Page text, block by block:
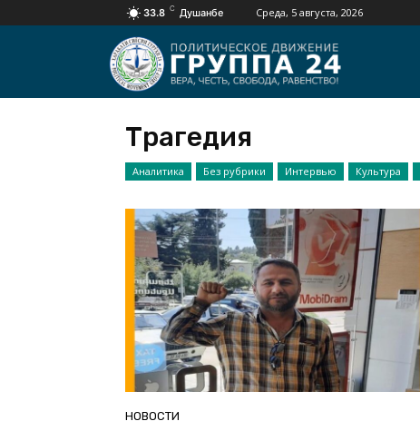
33.8 C Душанбе Среда, 5 августа, 2026
Трагедия
Аналитика Без рубрики Интервью Культура
НОВОСТИ